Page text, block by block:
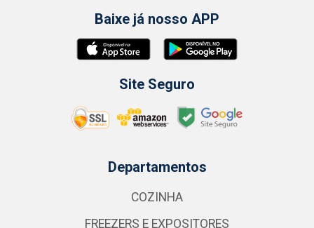
Baixe já nosso APP
Site Seguro
Departamentos
COZINHA
FREEZERS E EXPOSITORES